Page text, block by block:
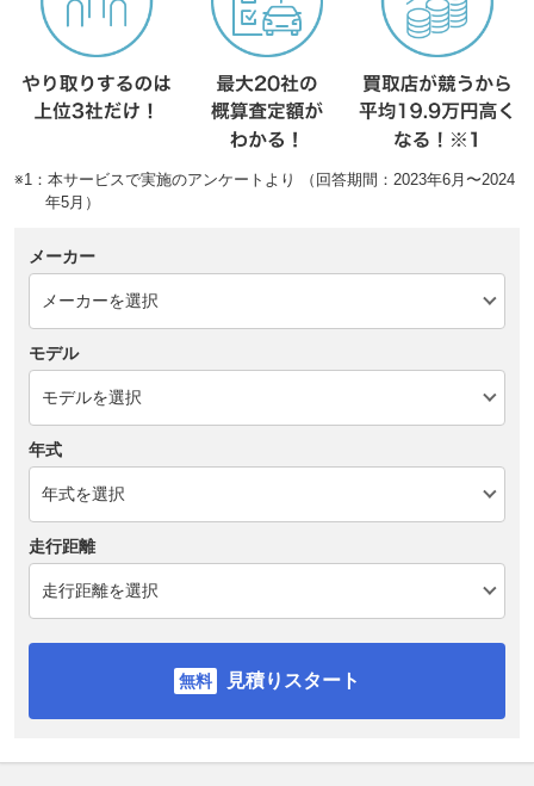
※1：本サービスで実施のアンケートより （回答期間：2023年6月〜2024
年5月）
メーカー
モデル
年式
走行距離
見積りスタート